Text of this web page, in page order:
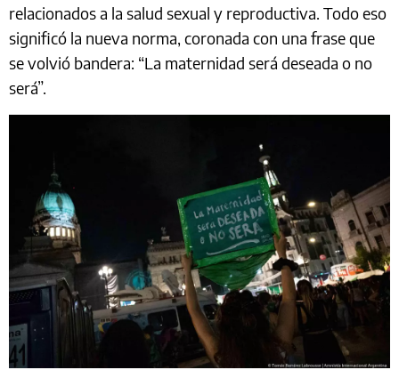
relacionados a la salud sexual y reproductiva. Todo eso
significó la nueva norma, coronada con una frase que
se volvió bandera: “La maternidad será deseada o no
será”.